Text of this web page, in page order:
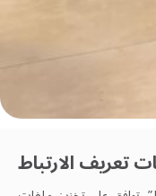
تعريف الارتباط
العربية السعودية